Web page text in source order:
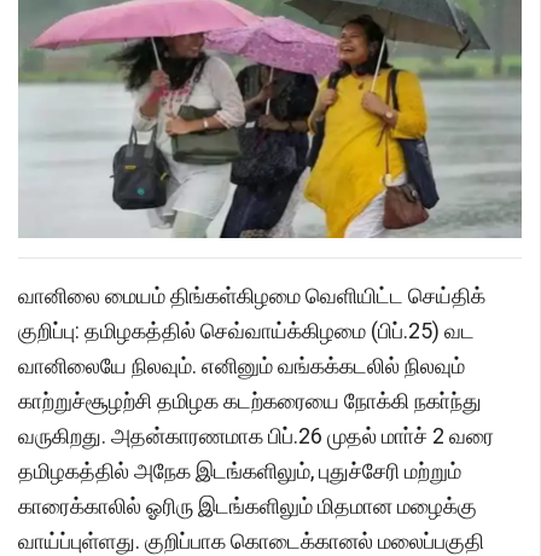
வானிலை மையம் திங்கள்கிழமை வெளியிட்ட செய்திக்
குறிப்பு: தமிழகத்தில் செவ்வாய்க்கிழமை (பிப்.25) வட
வானிலையே நிலவும். எனினும் வங்கக்கடலில் நிலவும்
காற்றுச்சூழற்சி தமிழக கடற்கரையை நோக்கி நகா்ந்து
வருகிறது. அதன்காரணமாக பிப்.26 முதல் மாா்ச் 2 வரை
தமிழகத்தில் அநேக இடங்களிலும், புதுச்சேரி மற்றும்
காரைக்காலில் ஓரிரு இடங்களிலும் மிதமான மழைக்கு
வாய்ப்புள்ளது. குறிப்பாக கொடைக்கானல் மலைப்பகுதி